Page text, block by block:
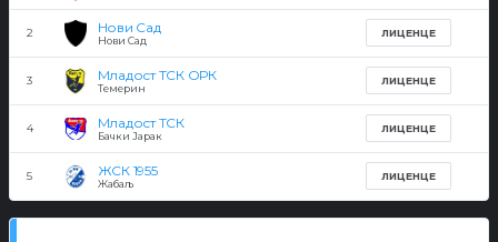
2 Нови Сад
Нови Сад
ЛИЦЕНЦЕ
3 Младост ТСК ОРК
Темерин
ЛИЦЕНЦЕ
4 Младост ТСК
Бачки Јарак
ЛИЦЕНЦЕ
5 ЖСК 1955
Жабаљ
ЛИЦЕНЦЕ